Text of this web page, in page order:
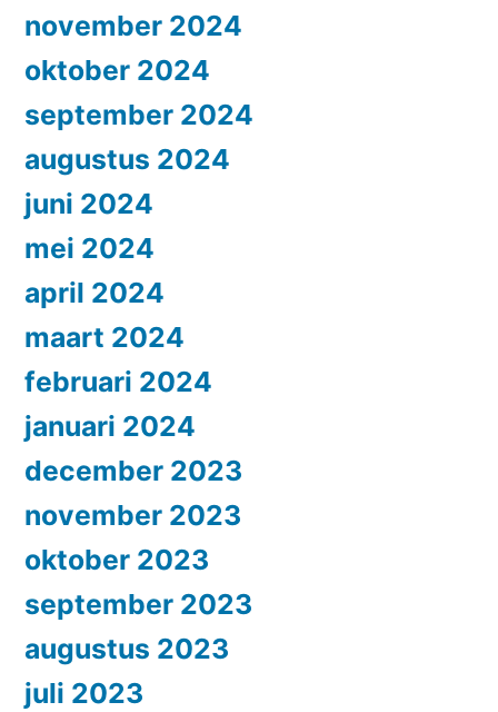
november 2024
oktober 2024
september 2024
augustus 2024
juni 2024
mei 2024
april 2024
maart 2024
februari 2024
januari 2024
december 2023
november 2023
oktober 2023
september 2023
augustus 2023
juli 2023